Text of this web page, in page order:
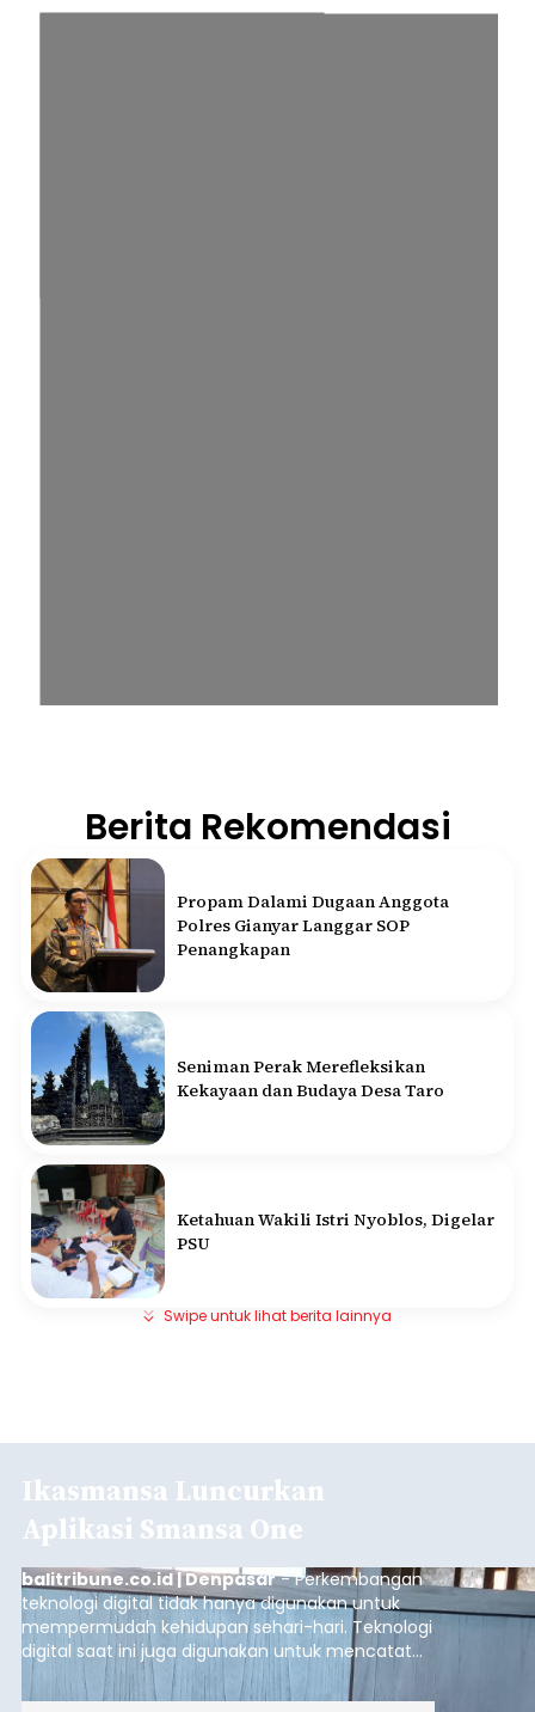
Berita Rekomendasi
Propam Dalami Dugaan Anggota
Polres Gianyar Langgar SOP
Penangkapan
Seniman Perak Merefleksikan
Kekayaan dan Budaya Desa Taro
Ketahuan Wakili Istri Nyoblos, Digelar
PSU
Swipe untuk lihat berita lainnya
Ikasmansa Luncurkan
Aplikasi Smansa One
balitribune.co.id | Denpasar- Perkembangan
teknologi digital tidak hanya digunakan untuk
mempermudah kehidupan sehari-hari. Teknologi
digital saat ini juga digunakan untuk mencatat
dan mengelola data base alumni dari suatu
sekolah, salah satunya adalah alumni SMA 1